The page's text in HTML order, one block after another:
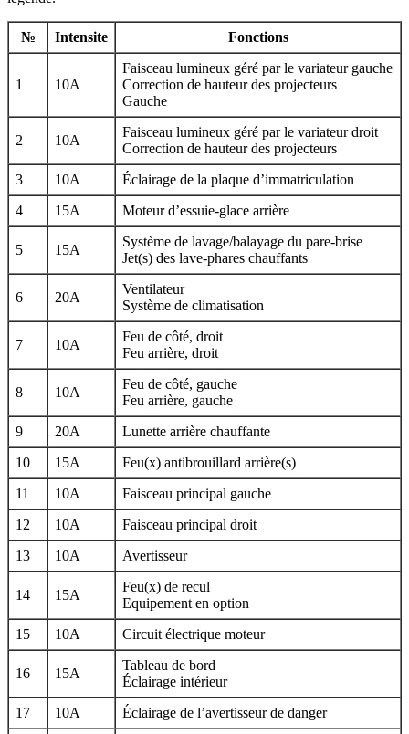
№ Intensite Fonctions
1 10A
Faisceau lumineux géré par le variateur gauche
Correction de hauteur des projecteurs
Gauche
2 10A
Faisceau lumineux géré par le variateur droit
Correction de hauteur des projecteurs
3
10A
Éclairage de la plaque d’immatriculation
4
15A Moteur d’essuie-glace arrière
5 15A
Système de lavage/balayage du pare-brise
Jet(s) des lave-phares chauffants
6 20A
Ventilateur
Système de climatisation
7 10A
Feu de côté, droit
Feu arrière, droit
8 10A
Feu de côté, gauche
Feu arrière, gauche
9
20A
Lunette arrière chauffante
10
15A
Feu(x) antibrouillard arrière(s)
11
10A
Faisceau principal gauche
12
10A
Faisceau principal droit
13
10A Avertisseur
14 15A
Feu(x) de recul
Equipement en option
15
10A Circuit électrique moteur
16 15A
Tableau de bord
Éclairage intérieur
17
10A Éclairage de l’avertisseur de danger